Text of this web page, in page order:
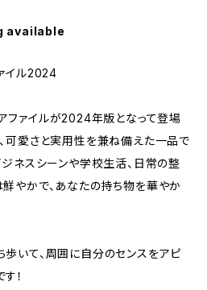
available
イル2024
ファイルが2024年版となって登場
可愛さと実用性を兼ね備えた一品で
ジネスシーンや学校生活、日常の整
やかで、あなたの持ち物を華やか
歩いて、周囲に自分のセンスをアピ
！